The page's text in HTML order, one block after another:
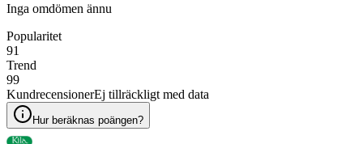
Inga omdömen ännu
Popularitet
91
Trend
99
KundrecensionerEj tillräckligt med data
Hur beräknas poängen?